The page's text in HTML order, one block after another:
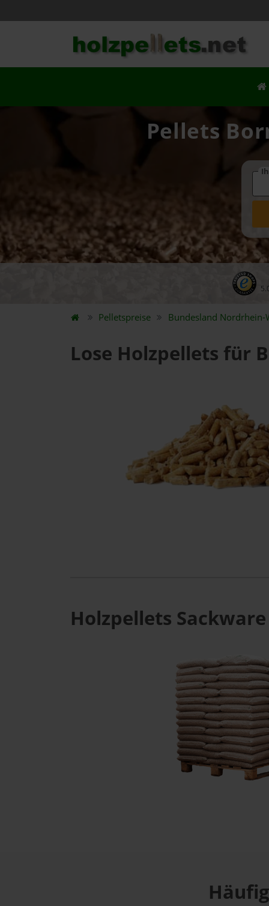
Pellets
Pelletspreise Bundesland Nordrhein-
Lose Holzpellets für
Holzpellets